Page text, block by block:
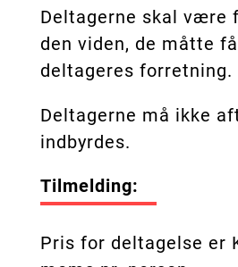
Deltagerne skal være
den viden, de måtte
deltageres forretning.
Deltagerne må ikke
indbyrdes.
Tilmelding:
Pris for deltagelse er